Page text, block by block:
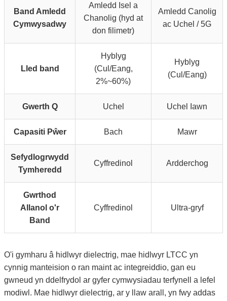
Band Amledd
Cymwysadwy
Amledd Isel a
Chanolig (hyd at
don filimetr)
Amledd Canolig
ac Uchel / 5G
Lled band
Hyblyg
(Cul/Eang,
2%~60%)
Hyblyg
(Cul/Eang)
Gwerth Q Uchel Uchel Iawn
Capasiti Pŵer Bach Mawr
Sefydlogrwydd
Tymheredd
Cyffredinol Ardderchog
Gwrthod
Allanol o'r
Band
Cyffredinol Ultra-gryf
O'i gymharu â hidlwyr dielectrig, mae hidlwyr LTCC yn
cynnig manteision o ran maint ac integreiddio, gan eu
gwneud yn ddelfrydol ar gyfer cymwysiadau terfynell a lefel
modiwl. Mae hidlwyr dielectrig, ar y llaw arall, yn fwy addas